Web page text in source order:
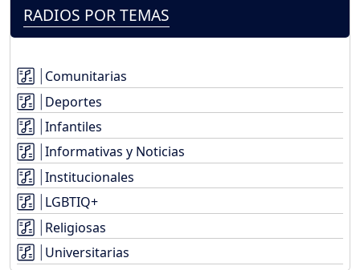
RADIOS POR TEMAS
Comunitarias
Deportes
Infantiles
Informativas y Noticias
Institucionales
LGBTIQ+
Religiosas
Universitarias